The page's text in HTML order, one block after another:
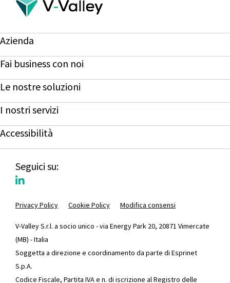
Azienda
Fai business con noi
Le nostre soluzioni
I nostri servizi
Accessibilità
Seguici su:
V-Valley S.r.l. a socio unico - via Energy Park 20, 20871 Vimercate
(MB) - Italia
Soggetta a direzione e coordinamento da parte di Esprinet
S.p.A.
Codice Fiscale, Partita IVA e n. di iscrizione al Registro delle
Privacy Policy Cookie Policy Modifica consensi